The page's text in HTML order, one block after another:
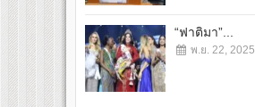
“ฟาติมา”...
พ.ย. 22, 2025